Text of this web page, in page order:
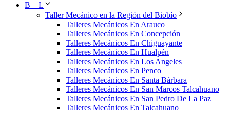
B – L
Taller Mecánico en la Región del Biobío
Talleres Mecánicos En Arauco
Talleres Mecánicos En Concepción
Talleres Mecánicos En Chiguayante
Talleres Mecánicos En Hualpén
Talleres Mecánicos En Los Angeles
Talleres Mecánicos En Penco
Talleres Mecánicos En Santa Bárbara
Talleres Mecánicos En San Marcos Talcahuano
Talleres Mecánicos En San Pedro De La Paz
Talleres Mecánicos En Talcahuano